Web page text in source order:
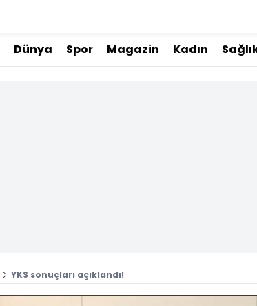
Dünya Spor Magazin Kadın
YKS sonuçları açıklandı!